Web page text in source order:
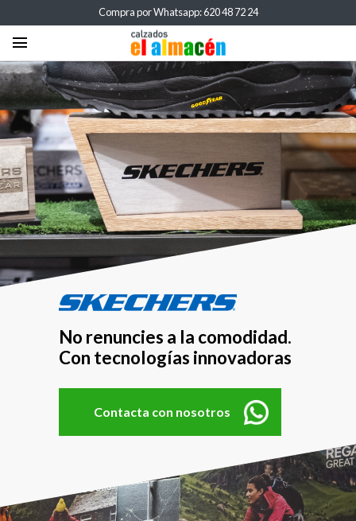
Compra por Whatsapp: 620 48 72 24
menu
No renuncies a la comodidad.
Con tecnologías innovadoras
Contacta con nosotros